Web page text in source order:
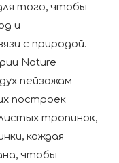
того, чтобы
и
с природой.
Nature
пейзажам
построек
тропинок,
каждая
чтобы